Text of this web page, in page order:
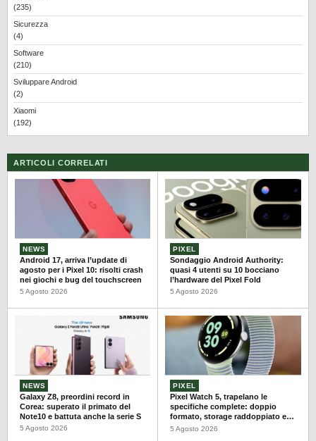
(235)
Sicurezza
(4)
Software
(210)
Sviluppare Android
(2)
Xiaomi
(192)
ARTICOLI CORRELATI
NEWS
Android 17, arriva l’update di
agosto per i Pixel 10: risolti crash
nei giochi e bug del touchscreen
5 Agosto 2026
PIXEL
Sondaggio Android Authority:
quasi 4 utenti su 10 bocciano
l’hardware del Pixel Fold
5 Agosto 2026
NEWS
Galaxy Z8, preordini record in
Corea: superato il primato del
Note10 e battuta anche la serie S
5 Agosto 2026
PIXEL
Pixel Watch 5, trapelano le
specifiche complete: doppio
formato, storage raddoppiato e
autonomia fino a 40 ore
5 Agosto 2026